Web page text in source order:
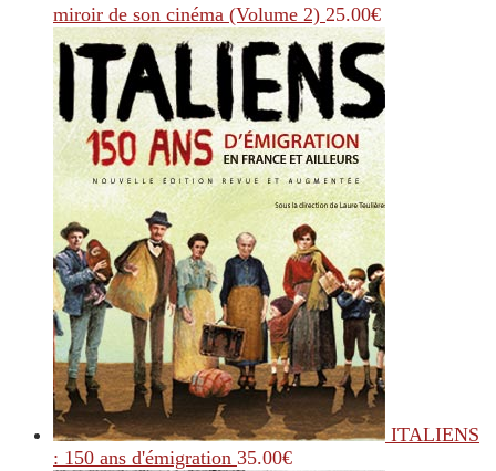
miroir de son cinéma (Volume 2) 25.00€
ITALIENS
: 150 ans d'émigration 35.00€